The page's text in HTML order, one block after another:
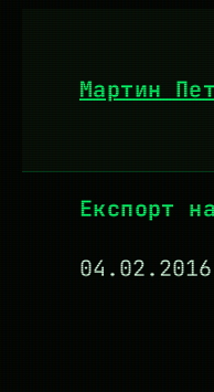
съдържанието
Мартин
Експорт
04.02.2016